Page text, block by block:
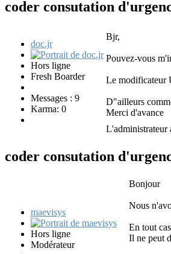
coder consutation
doc.jr
Hors ligne
Fresh Boarder
Messages : 9
Karma: 0
Bjr,
Pouvez-vous
Le modificateur
D"ailleurs
Merci d'avance
L'administrateur
coder consutation
maevisys
Hors ligne
Modérateur
Bonjour
Nous
En tout
Il ne peut